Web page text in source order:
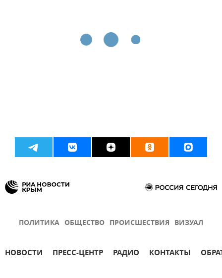
ПОЛИТИКА ОБЩЕСТВО ПРОИСШЕСТВИЯ ВИЗУАЛ
НОВОСТИ ПРЕСС-ЦЕНТР РАДИО КОНТАКТЫ